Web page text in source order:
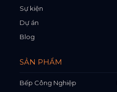
Sự kiện
Dự án
Blog
SẢN PHẨM
Bếp Công Nghiệp